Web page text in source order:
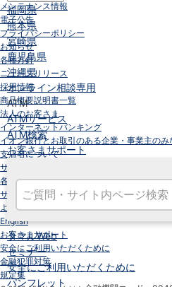
福岡県
熊本県
宮崎県
鹿児島県
沖縄県
オンライン相談専用
ATM
ATMサービス
ATM検索
お客さまサポート
タマルWeb
セミナー
安全にご利用いただくために
パンフレット
メンテナンス情報
電子公告
プライバシーポリシー
お知らせ
各種方針
ニュースリリース
採用情報
商品概要説明書一覧
法人のお客さま
インターネットバンキング
イオン銀行とお取引のある企業・事業主のみ
支店名について
サイトの利用について
各種お手続き
サイトマップ
よくあるご質問
English
お客さまサポート
安全にご利用いただくために
金融犯罪対策
規定集